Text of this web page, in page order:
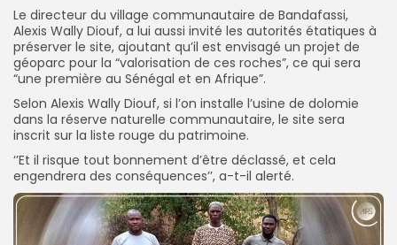
Le directeur du village communautaire de Bandafassi,
Alexis Wally Diouf, a lui aussi invité les autorités étatiques à
préserver le site, ajoutant qu’il est envisagé un projet de
géoparc pour la “valorisation de ces roches”, ce qui sera
“une première au Sénégal et en Afrique”.
Selon Alexis Wally Diouf, si l’on installe l’usine de dolomie
dans la réserve naturelle communautaire, le site sera
inscrit sur la liste rouge du patrimoine.
‘’Et il risque tout bonnement d’être déclassé, et cela
engendrera des conséquences’’, a-t-il alerté.